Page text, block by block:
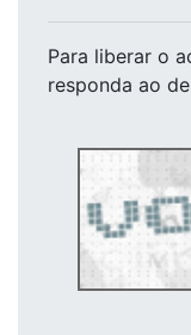
Para liberar o
responda ao